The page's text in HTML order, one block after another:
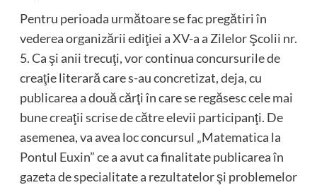
Pentru perioada următoare se fac pregătiri în
vederea organizării ediţiei a XV-a a Zilelor Şcolii nr.
5. Ca şi anii trecuţi, vor continua concursurile de
creaţie literară care s-au concretizat, deja, cu
publicarea a două cărţi în care se regăsesc cele mai
bune creaţii scrise de către elevii participanţi. De
asemenea, va avea loc concursul „Matematica la
Pontul Euxin” ce a avut ca finalitate publicarea în
gazeta de specialitate a rezultatelor şi problemelor